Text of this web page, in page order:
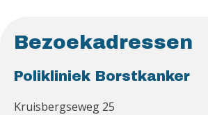
Bezoekadressen
Polikliniek Borstkanker
Kruisbergseweg 25